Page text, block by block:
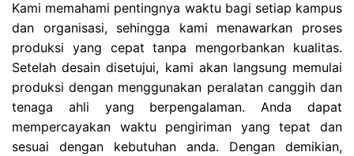
Kami memahami pentingnya waktu bagi setiap kampus
dan organisasi, sehingga kami menawarkan proses
produksi yang cepat tanpa mengorbankan kualitas.
Setelah desain disetujui, kami akan langsung memulai
produksi dengan menggunakan peralatan canggih dan
tenaga ahli yang berpengalaman. Anda dapat
mempercayakan waktu pengiriman yang tepat dan
sesuai dengan kebutuhan anda. Dengan demikian,